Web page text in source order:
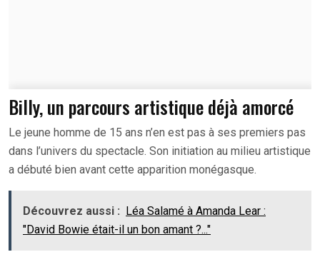
Billy, un parcours artistique déjà amorcé
Le jeune homme de 15 ans n’en est pas à ses premiers pas
dans l’univers du spectacle. Son initiation au milieu artistique
a débuté bien avant cette apparition monégasque.
Découvrez aussi :
Léa Salamé à Amanda Lear :
"David Bowie était-il un bon amant ?..."